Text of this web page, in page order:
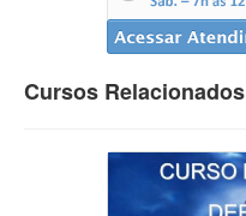
Cursos Relacionados